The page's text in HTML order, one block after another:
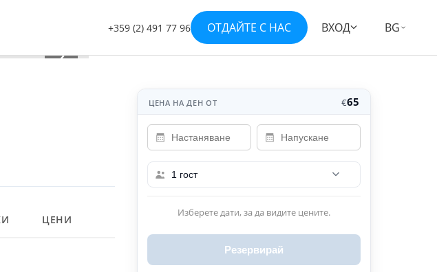
+359 (2) 491 77 96 ОТДАЙТЕ С НАС ВХОД BG
›
Покажи всички 30 снимки
ЦЕНИ
ЦЕНА НА ДЕН ОТ €65
1 гост
Изберете дати, за да видите цените.
Резервирай